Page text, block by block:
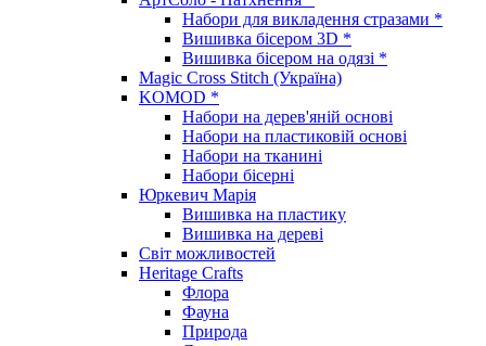
Набори для викладення стразами *
Вишивка бісером 3D *
Вишивка бісером на одязі *
Magic Cross Stitch (Україна)
KOMOD *
Набори на дерев'яній основі
Набори на пластиковій основі
Набори на тканині
Набори бісерні
Юркевич Марія
Вишивка на пластику
Вишивка на дереві
Світ можливостей
Heritage Crafts
Флора
Фауна
Природа